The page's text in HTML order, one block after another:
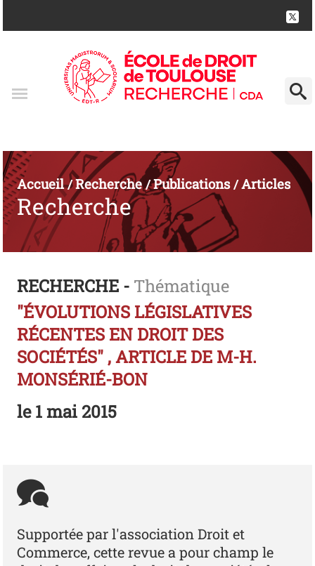
Accueil/Recherche/Publications/Articles
Recherche
RECHERCHE - Thématique
"ÉVOLUTIONS LÉGISLATIVES
RÉCENTES EN DROIT DES
SOCIÉTÉS" , ARTICLE DE M-H.
MONSÉRIÉ-BON
le1 mai 2015
Supportée par l'association Droit et
Commerce, cette revue a pour champ le